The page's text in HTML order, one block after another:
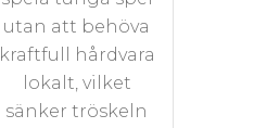
utan att behöva
kraftfull hårdvara
lokalt, vilket
sänker tröskeln